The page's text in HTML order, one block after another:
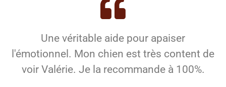
Une véritable aide pour apaiser
l'émotionnel. Mon chien est très content de
voir Valérie. Je la recommande à 100%.